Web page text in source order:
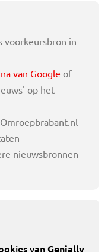
voorkeursbron in
van Google of
op het
nieuwsbronnen
vanGenially